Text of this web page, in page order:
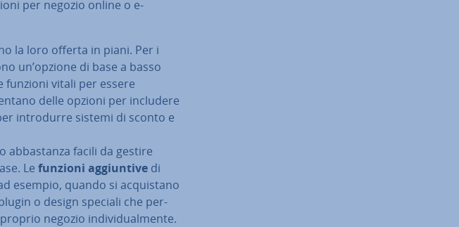
per negozio online o e-
la loro offerta in piani. Per i
un’opzione di base a basso
funzioni vitali per essere
delle opzioni per includere
in­tro­dur­re sistemi di sconto e
ab­ba­stan­za facili da gestire
Le funzioni ag­giun­ti­ve di
esempio, quando si ac­qui­sta­no
o design speciali che per­
negozio in­di­vi­dual­men­te.